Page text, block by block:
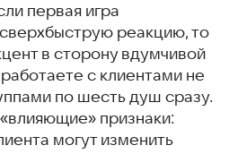
первая игра
реакцию, то
в сторону вдумчивой
с клиентами не
по шесть душ сразу.
признаки:
могут изменить